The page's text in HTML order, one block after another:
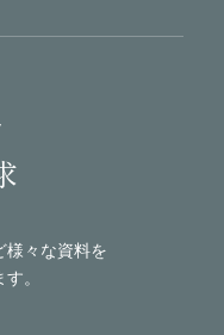
様々な資料を
。